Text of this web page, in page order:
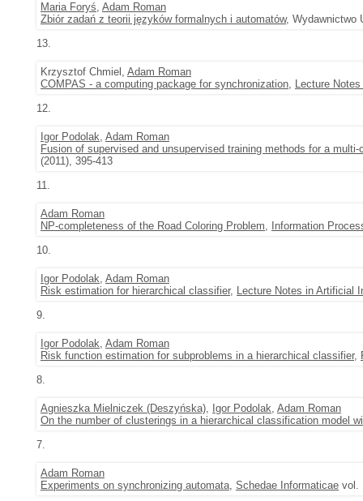
Maria Foryś, Adam Roman
Zbiór zadań z teorii języków formalnych i automatów, Wydawnictwo
13.
Krzysztof Chmiel, Adam Roman
COMPAS - a computing package for synchronization, Lecture
12.
Igor Podolak, Adam Roman
Fusion of supervised and unsupervised training methods for a
(2011), 395-413
11.
Adam Roman
NP-completeness of the Road Coloring Problem,
Information
10.
Igor Podolak, Adam Roman
Risk estimation for hierarchical classifier, Lecture Notes in Artificial
9.
Igor Podolak, Adam Roman
Risk function estimation for subproblems in a hierarchical classifier,
8.
Agnieszka Mielniczek (Deszyńska), Igor Podolak, Adam Roman
On the number of clusterings in a hierarchical classification model
7.
Adam Roman
Experiments on synchronizing automata, Schedae Informaticae vol.